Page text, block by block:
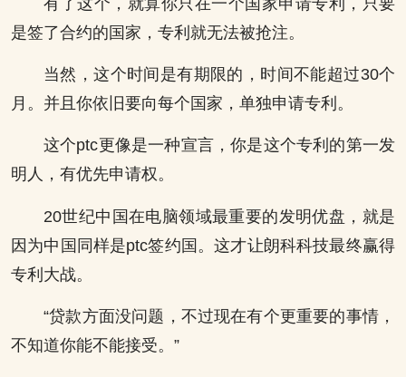
是签了合约的国家，专利就无法被抢注。
当然，这个时间是有期限的，时间不能超过30个
月。并且你依旧要向每个国家，单独申请专利。
这个ptc更像是一种宣言，你是这个专利的第一发
明人，有优先申请权。
20世纪中国在电脑领域最重要的发明优盘，就是
因为中国同样是ptc签约国。这才让朗科科技最终赢得
专利大战。
“贷款方面没问题，不过现在有个更重要的事情，
不知道你能不能接受。”